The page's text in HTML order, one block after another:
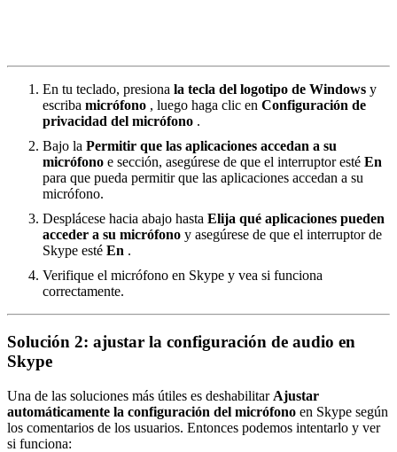
En tu teclado, presiona la tecla del logotipo de Windows y
escriba micrófono , luego haga clic en Configuración de
privacidad del micrófono .
Bajo la Permitir que las aplicaciones accedan a su
micrófono e sección, asegúrese de que el interruptor esté En
para que pueda permitir que las aplicaciones accedan a su
micrófono.
Desplácese hacia abajo hasta Elija qué aplicaciones pueden
acceder a su micrófono y asegúrese de que el interruptor de
Skype esté En .
Verifique el micrófono en Skype y vea si funciona
correctamente.
Solución 2: ajustar la configuración de audio en
Skype
Una de las soluciones más útiles es deshabilitar Ajustar
automáticamente la configuración del micrófono en Skype según
los comentarios de los usuarios. Entonces podemos intentarlo y ver
si funciona: